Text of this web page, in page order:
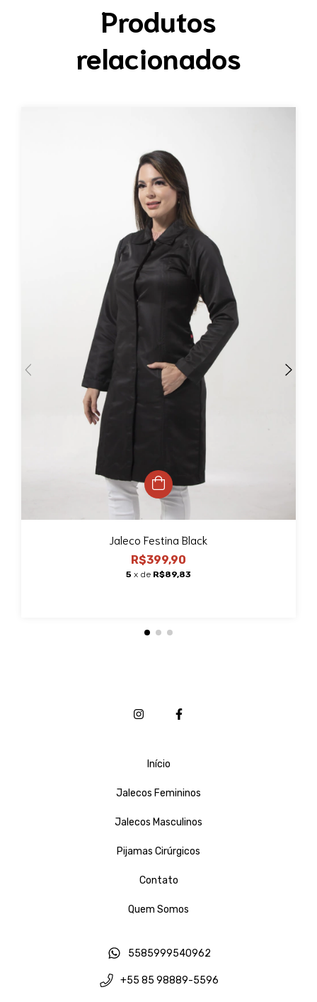
Produtos
relacionados
Jaleco Festina Black
R$399,90
5 x de R$89,83
Início
Jalecos Femininos
Jalecos Masculinos
Pijamas Cirúrgicos
Contato
Quem Somos
5585999540962
+55 85 98889-5596